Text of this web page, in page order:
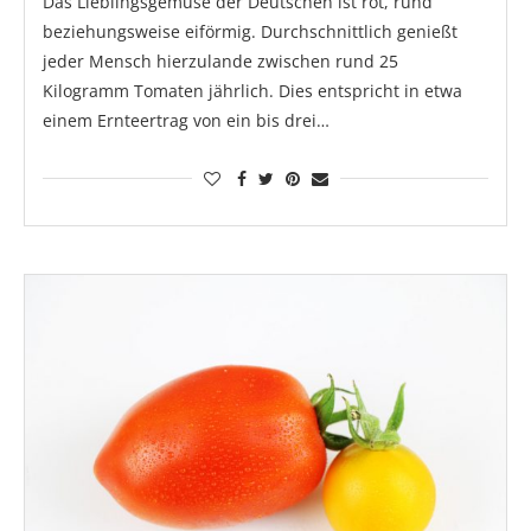
beziehungsweise eiförmig. Durchschnittlich genießt
jeder Mensch hierzulande zwischen rund 25
Kilogramm Tomaten jährlich. Dies entspricht in etwa
einem Ernteertrag von ein bis drei…